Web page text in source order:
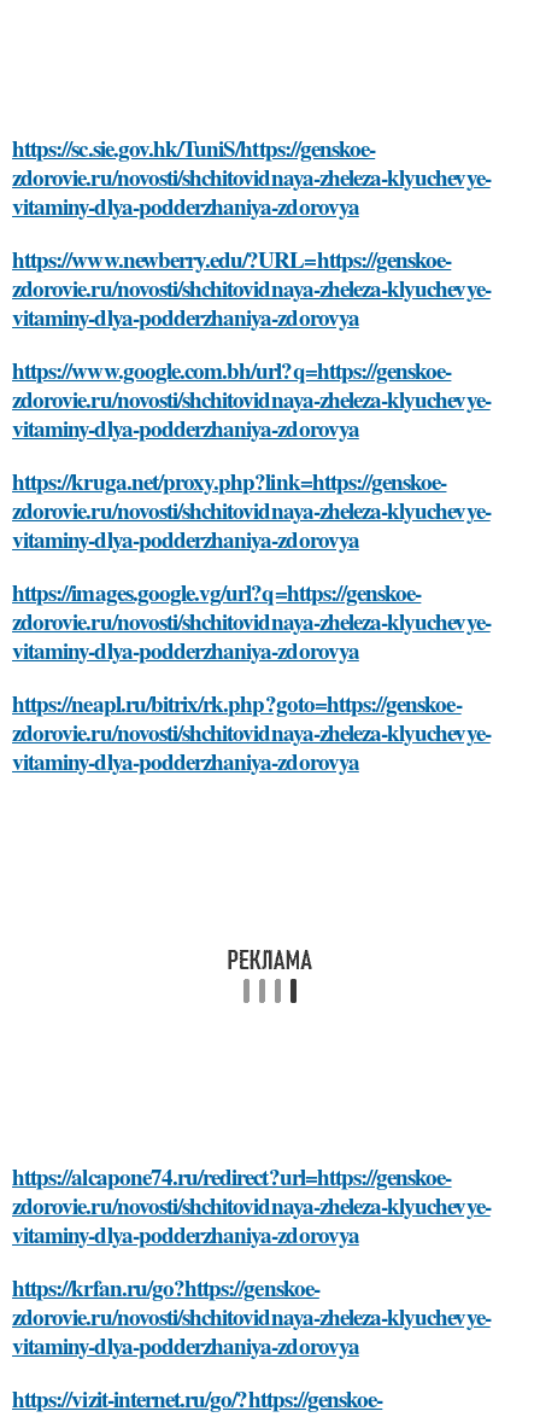
https://sc.sie.gov.hk/TuniS/https://genskoe-
zdorovie.ru/novosti/shchitovidnaya-zheleza-klyuchevye-
vitaminy-dlya-podderzhaniya-zdorovya
https://www.newberry.edu/?URL=https://genskoe-
zdorovie.ru/novosti/shchitovidnaya-zheleza-klyuchevye-
vitaminy-dlya-podderzhaniya-zdorovya
https://www.google.com.bh/url?q=https://genskoe-
zdorovie.ru/novosti/shchitovidnaya-zheleza-klyuchevye-
vitaminy-dlya-podderzhaniya-zdorovya
https://kruga.net/proxy.php?link=https://genskoe-
zdorovie.ru/novosti/shchitovidnaya-zheleza-klyuchevye-
vitaminy-dlya-podderzhaniya-zdorovya
https://images.google.vg/url?q=https://genskoe-
zdorovie.ru/novosti/shchitovidnaya-zheleza-klyuchevye-
vitaminy-dlya-podderzhaniya-zdorovya
https://neapl.ru/bitrix/rk.php?goto=https://genskoe-
zdorovie.ru/novosti/shchitovidnaya-zheleza-klyuchevye-
vitaminy-dlya-podderzhaniya-zdorovya
https://alcapone74.ru/redirect?url=https://genskoe-
zdorovie.ru/novosti/shchitovidnaya-zheleza-klyuchevye-
vitaminy-dlya-podderzhaniya-zdorovya
https://krfan.ru/go?https://genskoe-
zdorovie.ru/novosti/shchitovidnaya-zheleza-klyuchevye-
vitaminy-dlya-podderzhaniya-zdorovya
https://vizit-internet.ru/go/?https://genskoe-